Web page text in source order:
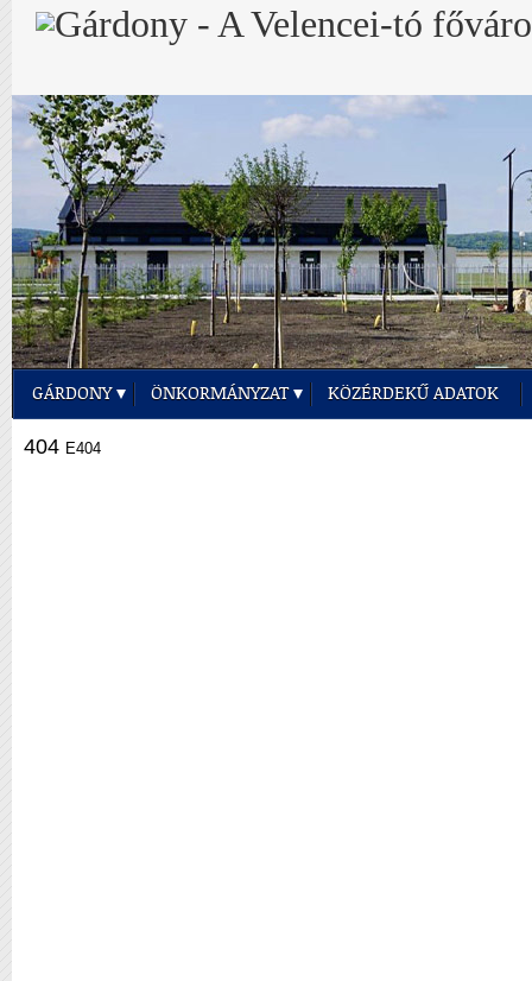
GÁRDONY ÖNKORMÁNYZAT KÖZÉRDEKŰ ADATOK
404 E404